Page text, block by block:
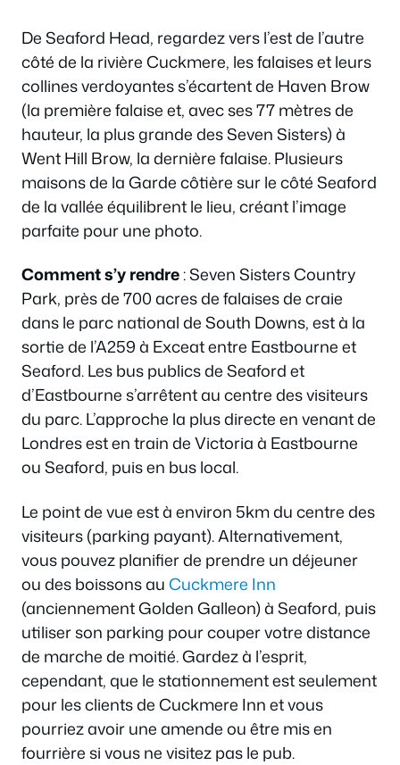
De Seaford Head, regardez vers l’est de l’autre
côté de la rivière Cuckmere, les falaises et leurs
collines verdoyantes s’écartent de Haven Brow
(la première falaise et, avec ses 77 mètres de
hauteur, la plus grande des Seven Sisters) à
Went Hill Brow, la dernière falaise. Plusieurs
maisons de la Garde côtière sur le côté Seaford
de la vallée équilibrent le lieu, créant l’image
parfaite pour une photo.
Comment s’y rendre: Seven Sisters Country
Park, près de 700 acres de falaises de craie
dans le parc national de South Downs, est à la
sortie de l’A259 à Exceat entre Eastbourne et
Seaford. Les bus publics de Seaford et
d’Eastbourne s’arrêtent au centre des visiteurs
du parc. L’approche la plus directe en venant de
Londres est en train de Victoria à Eastbourne
ou Seaford, puis en bus local.
Le point de vue est à environ 5km du centre des
visiteurs (parking payant). Alternativement,
vous pouvez planifier de prendre un déjeuner
ou des boissons auCuckmere Inn
(anciennement Golden Galleon) à Seaford, puis
utiliser son parking pour couper votre distance
de marche de moitié. Gardez à l’esprit,
cependant, que le stationnement est seulement
pour les clients de Cuckmere Inn et vous
pourriez avoir une amende ou être mis en
fourrière si vous ne visitez pas le pub.